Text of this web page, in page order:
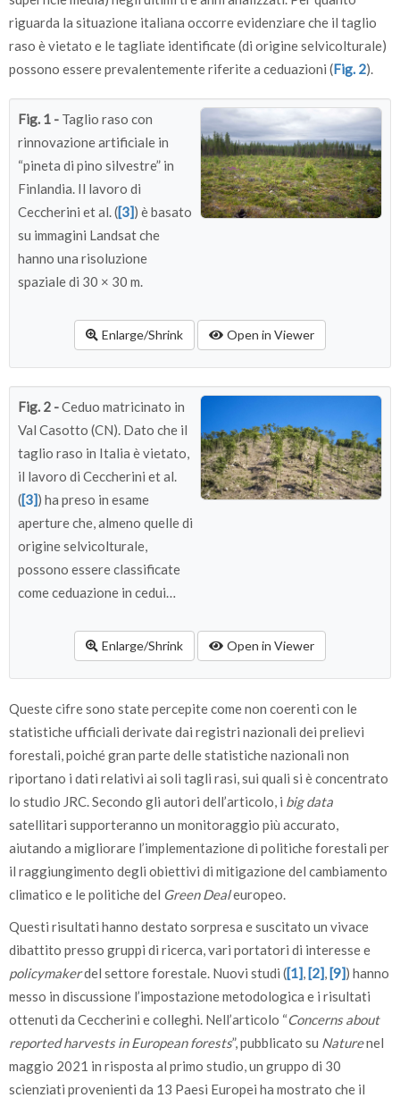
riguarda la situazione italiana occorre evidenziare che il taglio
raso è vietato e le tagliate identificate (di origine selvicolturale)
possono essere prevalentemente riferite a ceduazioni (Fig. 2).
Fig. 1 - Taglio raso con
rinnovazione artificiale in
“pineta di pino silvestre” in
Finlandia. Il lavoro di
Ceccherini et al. ([3]) è basato
su immagini Landsat che
hanno una risoluzione
spaziale di 30 × 30 m.
Enlarge/Shrink Open in Viewer
Fig. 2 -Ceduo matricinato in
Val Casotto (CN). Dato che il
taglio raso in Italia è vietato,
il lavoro di Ceccherini et al.
([3]) ha preso in esame
aperture che, almeno quelle di
origine selvicolturale,
possono essere classificate
come ceduazione in cedui
Enlarge/Shrink Open in Viewer
Queste cifre sono state percepite come non coerenti con le
statistiche ufficiali derivate dai registri nazionali dei prelievi
forestali, poiché gran parte delle statistiche nazionali non
riportano i dati relativi ai soli tagli rasi, sui quali si è concentrato
lo studio JRC. Secondo gli autori dell’articolo, i big data
satellitari supporteranno un monitoraggio più accurato,
aiutando a migliorare l’implementazione di politiche forestali per
il raggiungimento degli obiettivi di mitigazione del cambiamento
climatico e le politiche del Green Dealeuropeo.
Questi risultati hanno destato sorpresa e suscitato un vivace
dibattito presso gruppi di ricerca, vari portatori di interesse e
policymakerdel settore forestale. Nuovi studi ([1],[2],[9]) hanno
messo in discussione l’impostazione metodologica e i risultati
ottenuti da Ceccherini e colleghi. Nell’articolo “Concerns about
reported harvests in European forests”, pubblicato su Naturenel
maggio 2021 in risposta al primo studio, un gruppo di 30
scienziati provenienti da 13 Paesi Europei ha mostrato che il